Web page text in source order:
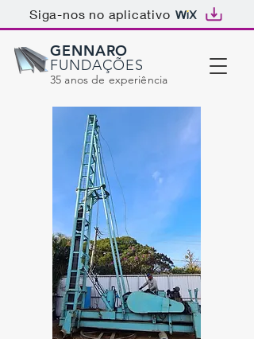
Siga-nos no aplicativo
GENNARO
FUNDAÇÕES
35 anos de experiência